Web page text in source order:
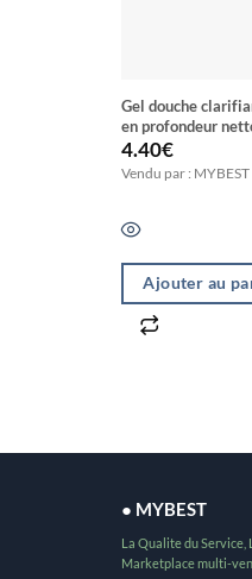
Gel douche
en profondeur
au curcuma et
4.40€
Vendu par : MYBEST
Ajouter au
● MYBEST
La Qualite du Service,
Marketplace multi-